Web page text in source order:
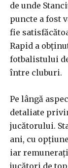
de unde
puncte a fost
fie
Rapid a
fotbalistului
între cluburi.
Pe lângă
detaliate
jucătorului.
ani, cu
iar